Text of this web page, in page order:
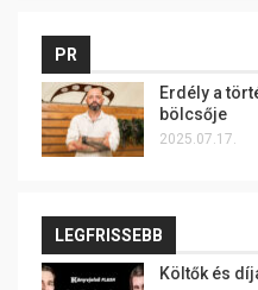
PR
Erdély a
bölcsője
2025.07.17.
LEGFRISSEBB
Költők és